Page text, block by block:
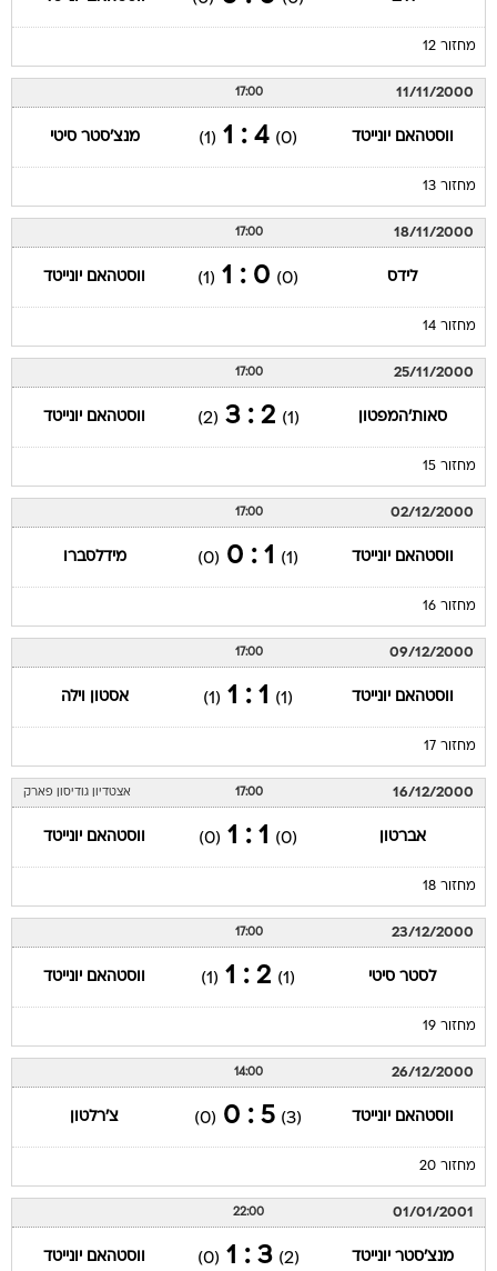
מחזור 12
11/11/2000
17:00
ווסטהאם יונייטד (0)
4 : 1
(1) מנצ'סטר סיטי
מחזור 13
18/11/2000
17:00
לידס (0)
0 : 1
(1) ווסטהאם יונייטד
מחזור 14
25/11/2000
17:00
סאות'המפטון (1)
2 : 3
(2) ווסטהאם יונייטד
מחזור 15
02/12/2000
17:00
ווסטהאם יונייטד (1)
1 : 0
(0) מידלסברו
מחזור 16
09/12/2000
17:00
ווסטהאם יונייטד (1)
1 : 1
(1) אסטון וילה
מחזור 17
16/12/2000
17:00 אצטדיון גודיסון פארק
אברטון (0)
1 : 1
(0) ווסטהאם יונייטד
מחזור 18
23/12/2000
17:00
לסטר סיטי (1)
2 : 1
(1) ווסטהאם יונייטד
מחזור 19
26/12/2000
14:00
ווסטהאם יונייטד (3)
5 : 0
(0) צ'רלטון
מחזור 20
01/01/2001
22:00
מנצ'סטר יונייטד (2)
3 : 1
(0) ווסטהאם יונייטד